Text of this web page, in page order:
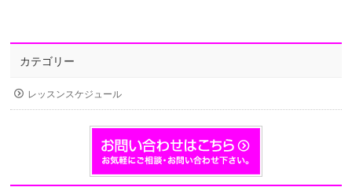
カテゴリー
レッスンスケジュール